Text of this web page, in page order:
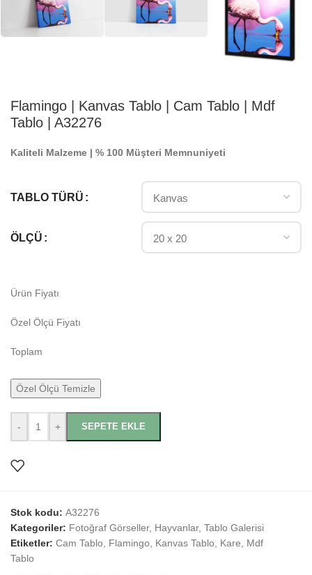
Flamingo | Kanvas Tablo | Cam Tablo | Mdf
Tablo | A32276
Kaliteli Malzeme | % 100 Müşteri Memnuniyeti
TABLO TÜRÜ
ÖLÇÜ
Ürün Fiyatı
Özel Ölçü Fiyatı
Toplam
Özel Ölçü Temizle
- + SEPETE EKLE
Stok kodu: A32276
Kategoriler: Fotoğraf Görseller, Hayvanlar, Tablo Galerisi
Etiketler: Cam Tablo, Flamingo, Kanvas Tablo, Kare, Mdf
Tablo